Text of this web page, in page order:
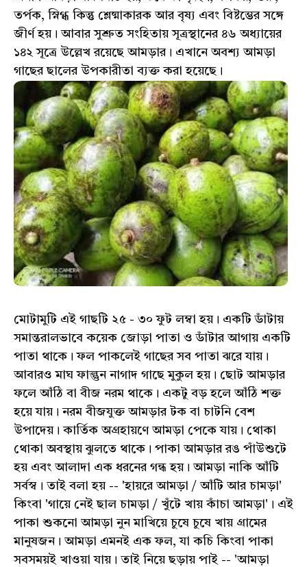
তর্পক, স্নিগ্ধ কিন্তু শ্লেষ্মাকারক আর বৃষ্য এবং বিষ্টম্ভের সঙ্গে
জীর্ণ হয়। আবার সুশ্রুত সংহিতায় সূত্রস্থানের ৪৬ অধ্যায়ের
১৪২ সূত্রে উল্লেখ রয়েছে আমড়ার। এখানে অবশ্য আমড়া
গাছের ছালের উপকারীতা ব্যক্ত করা হয়েছে।
মোটামুটি এই গাছটি ২৫ - ৩০ ফুট লম্বা হয়। একটি ডাঁটায়
সমান্তরালভাবে কয়েক জোড়া পাতা ও ডাঁটার আগায় একটি
পাতা থাকে। ফল পাকলেই গাছের সব পাতা ঝরে যায়।
আবারও মাঘ ফাল্গুন নাগাদ গাছে মুকুল হয়। ছোট আমড়ার
ফলে আঁঠি বা বীজ নরম থাকে। একটু বড় হলে আঁঠি শক্ত
হয়ে যায়। নরম বীজযুক্ত আমড়ার টক বা চাটনি বেশ
উপাদেয়। কার্তিক অগ্রহায়ণে আমড়া পেকে যায়। থোকা
থোকা অবস্থায় ঝুলতে থাকে। পাকা আমড়ার রঙ পাঁউশুটে
হয় এবং আলাদা এক ধরনের গন্ধ হয়। আমড়া নাকি আঁটি
সর্বস্ব। তাই বলা হয় -- 'হায়রে আমড়া / আঁটি আর চামড়া'
কিংবা 'গায়ে নেই ছাল চামড়া / খুঁটে খায় কাঁচা আমড়া'। এই
পাকা শুকনো আমড়া নুন মাখিয়ে চুষে চুষে খায় গ্রামের
মানুষজন। আমড়া এমনই এক ফল, যা কচি কিংবা পাকা
সবসময়ই খাওয়া যায়। তাই নিয়ে ছড়ায় পাই -- 'আমড়া